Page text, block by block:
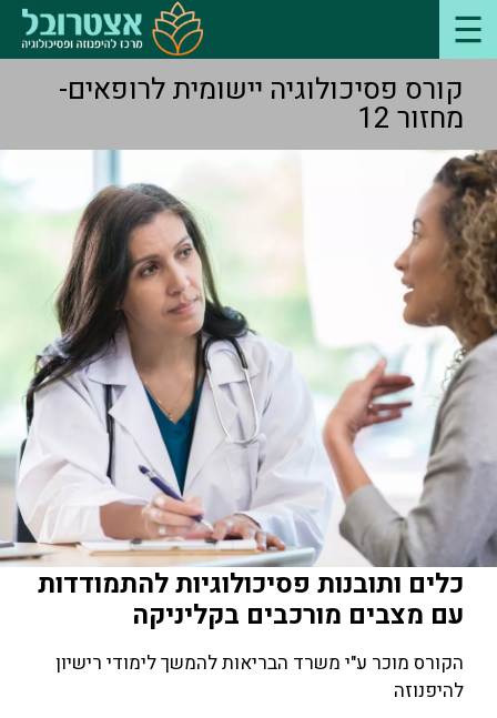
קורס פסיכולוגיה יישומית לרופאים-
מחזור 12
כלים ותובנות פסיכולוגיות להתמודדות
עם מצבים מורכבים בקליניקה
הקורס מוכר ע"י משרד הבריאות להמשך לימודי רישיון
להיפנוזה